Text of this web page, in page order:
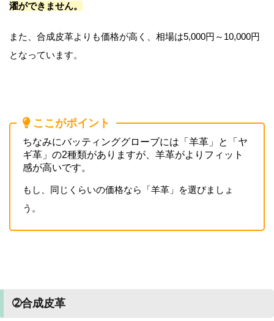
濯ができません。
また、合成皮革よりも価格が高く、相場は5,000円～10,000円
となっています。
ここがポイント
ちなみにバッティンググローブには「羊革」と「ヤ
ギ革」の2種類がありますが、羊革がよりフィット
感が高いです。
もし、同じくらいの価格なら「羊革」を選びましょ
う。
➁合成皮革